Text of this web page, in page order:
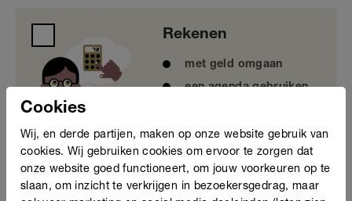
Rekenen
met geld omgaan
een agenda gebruiken
Gesprekken
Gesprekken
Cookies
Wij, en derde partijen, maken op onze website gebruik van
cookies. Wij gebruiken cookies om ervoor te zorgen dat
onze website goed functioneert, om jouw voorkeuren op te
slaan, om inzicht te verkrijgen in bezoekersgedrag, maar